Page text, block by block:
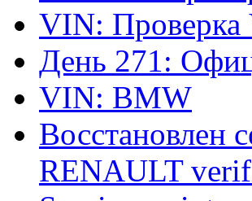
VIN: Проверка
День 271:
VIN: BMW
Восстановлен
RENAULT